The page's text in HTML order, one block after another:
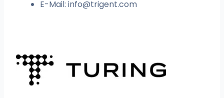
E-Mail:info@trigent.com